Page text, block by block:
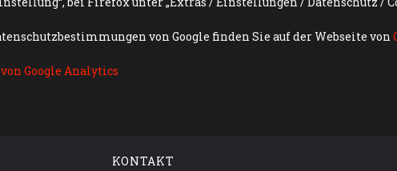
von Google finden Sie auf der Webseite von
Google Analytics
KONTAKT